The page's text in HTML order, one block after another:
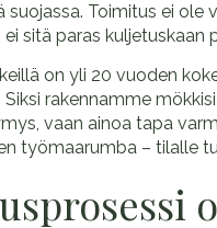
suojassa. Toimitus ei
sitä paras kuljetuskaan
on yli 20 vuoden
Siksi rakennamme
vaan ainoa tapa
työmaarumba – tilalle